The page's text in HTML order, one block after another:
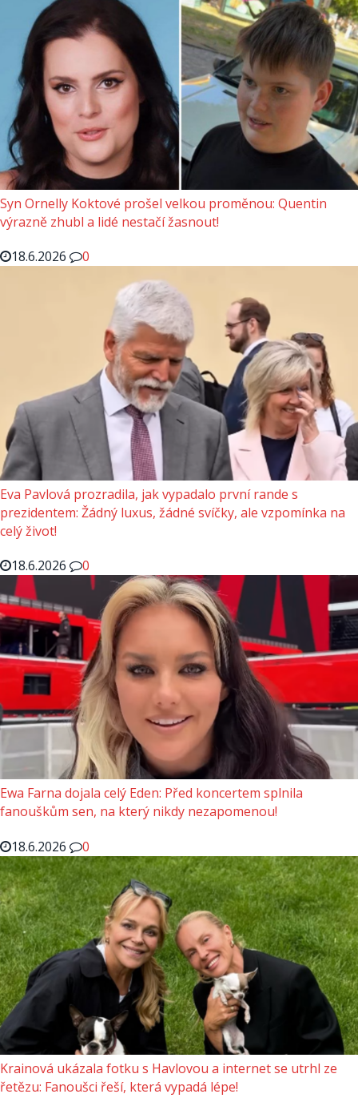
Syn Ornelly Koktové prošel velkou proměnou: Quentin
výrazně zhubl a lidé nestačí žasnout!
18.6.2026
0
Eva Pavlová prozradila, jak vypadalo první rande s
prezidentem: Žádný luxus, žádné svíčky, ale vzpomínka na
celý život!
18.6.2026
0
Ewa Farna dojala celý Eden: Před koncertem splnila
fanouškům sen, na který nikdy nezapomenou!
18.6.2026
0
Krainová ukázala fotku s Havlovou a internet se utrhl ze
řetězu: Fanoušci řeší, která vypadá lépe!